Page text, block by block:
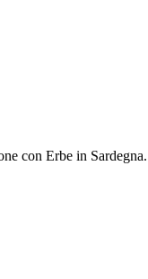
con Erbe in Sardegna.